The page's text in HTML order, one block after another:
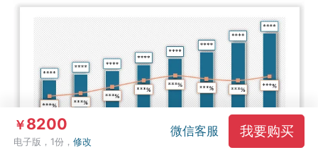
￥8200
电子版，1份，修改
微信客服 我要购买